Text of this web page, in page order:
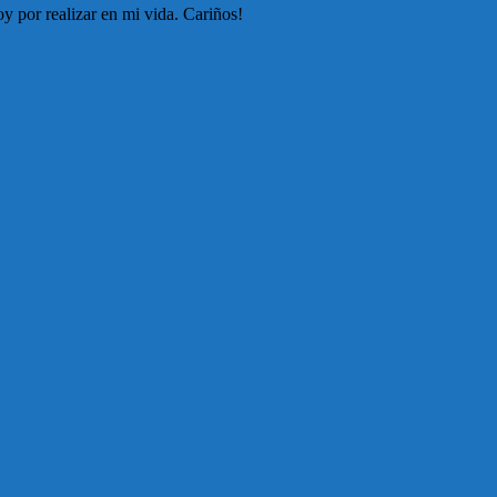
por realizar en mi vida. Cariños!